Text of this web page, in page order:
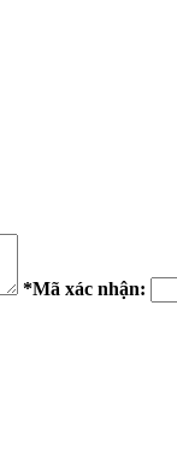
*Mã xác nhận: